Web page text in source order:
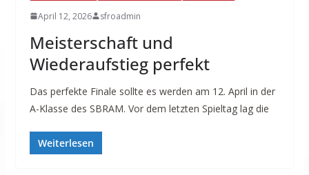
April 12, 2026 sfroadmin
Meisterschaft und
Wiederaufstieg perfekt
Das perfekte Finale sollte es werden am 12. April in der
A-Klasse des SBRAM. Vor dem letzten Spieltag lag die
Weiterlesen